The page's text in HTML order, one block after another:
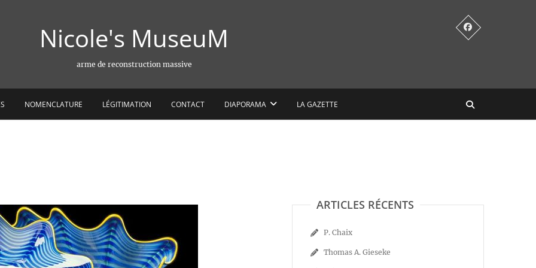
Nicole's MuseuM
arme de reconstruction massive
NOMENCLATURE LÉGITIMATION CONTACT DIAPORAMA LA GAZETTE
ARTICLES RÉCENTS
P. Chaix
Thomas A. Gieseke